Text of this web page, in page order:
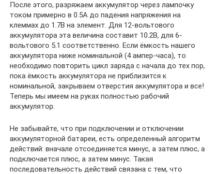
После этого, разряжаем аккумулятор через лампочку
током примерно в 0.5А до падения напряжения на
клеммах до 1.7В на элемент. Для 12-вольтового
аккумулятора эта величина составит 10.2В, для 6-
вольтового 5.1 соответственно. Если ёмкость нашего
аккумулятора ниже номинальной (4 ампер-часа), то
необходимо повторить цикл заряда с начала до тех пор,
пока ёмкость аккумулятора не приблизится к
номинальной, закрываем отверстия аккумулятора и все!
Теперь мы имеем на руках полностью рабочий
аккумулятор.
Не забывайте, что при подключении и отключении
аккумуляторной батареи, есть определенный алгоритм
действий: вначале отсоединяется минус, а затем плюс, а
подключается плюс, а затем минус. Такая
последовательность действий связана с тем, что